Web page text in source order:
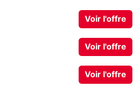
Voir l'offre
Voir l'offre
Voir l'offre